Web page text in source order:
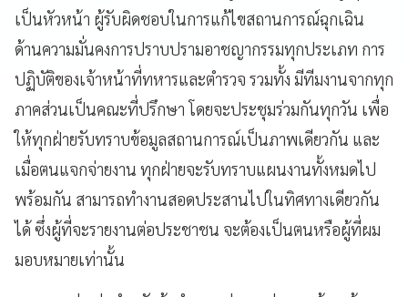
เป็นหัวหน้า ผู้รับผิดชอบในการแก้ไขสถานการณ์ฉุกเฉิน
ด้านความมั่นคงการปราบปรามอาชญากรรมทุกประเภท การ
ปฏิบัติของเจ้าหน้าที่ทหารและตำรวจ รวมทั้ง มีทีมงานจากทุก
ภาคส่วนเป็นคณะที่ปรึกษา โดยจะประชุมร่วมกันทุกวัน เพื่อ
ให้ทุกฝ่ายรับทราบข้อมูลสถานการณ์เป็นภาพเดียวกัน และ
เมื่อตนแจกจ่ายงาน ทุกฝ่ายจะรับทราบแผนงานทั้งหมดไป
พร้อมกัน สามารถทำงานสอดประสานไปในทิศทางเดียวกัน
ได้ ซึ่งผู้ที่จะรายงานต่อประชาชน จะต้องเป็นตนหรือผู้ที่ผม
มอบหมายเท่านั้น